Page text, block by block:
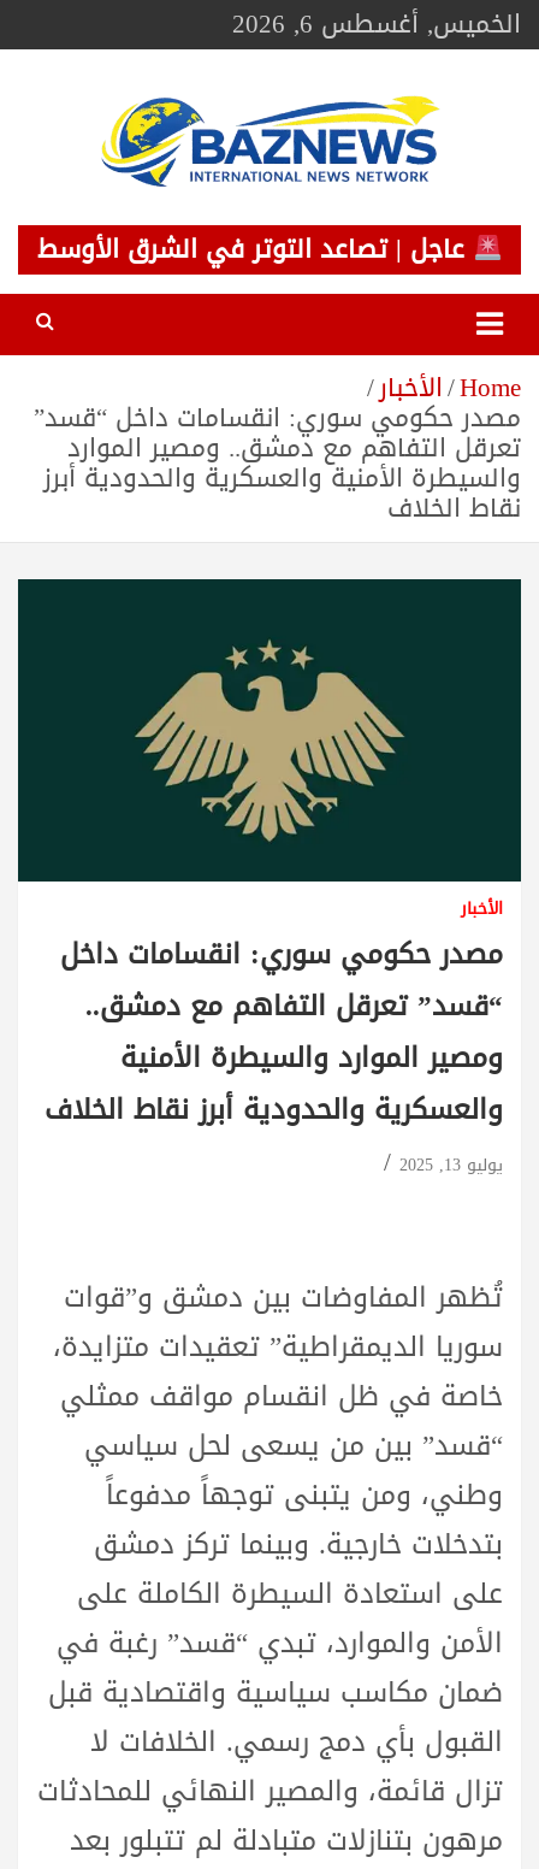
Skip
toالخميس, أغسطس 6, 2026
BAZNEWS
شبكة باز الإخبارية
عاجل | تصاعد التوتر في الشرق الأوسط
Home الأخبار
مصدر حكومي سوري: انقسامات داخل “قسد”
تعرقل التفاهم مع دمشق.. ومصير الموارد
والسيطرة الأمنية والعسكرية والحدودية أبرز
نقاط الخلاف
الأخبار
مصدر حكومي سوري: انقسامات داخل
“قسد” تعرقل التفاهم مع دمشق..
ومصير الموارد والسيطرة الأمنية
والعسكرية والحدودية أبرز نقاط الخلاف
يوليو 13, 2025
تُظهر المفاوضات بين دمشق و”قوات
سوريا الديمقراطية” تعقيدات متزايدة،
خاصة في ظل انقسام مواقف ممثلي
“قسد” بين من يسعى لحل سياسي
وطني، ومن يتبنى توجهاً مدفوعاً
بتدخلات خارجية. وبينما تركز دمشق
على استعادة السيطرة الكاملة على
الأمن والموارد، تبدي “قسد” رغبة في
ضمان مكاسب سياسية واقتصادية قبل
القبول بأي دمج رسمي. الخلافات لا
تزال قائمة، والمصير النهائي للمحادثات
مرهون بتنازلات متبادلة لم تتبلور بعد